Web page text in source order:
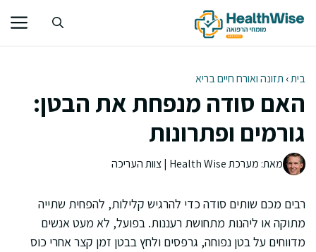
לתוכן
בית› תזונה ואורח חיים בריא
האם סודה מנפחת את הבטן:
גורמים ופתרונות
מאת: מערכת Health Wise | צוות העריכה
רבים מכם שותים סודה כדי להרגיש קלילות, להפחית שתייה
מתוקה או ליהנות מתחושת רעננות. בפועל, לא מעט אנשים
מדווחים על בטן נפוחה, גרפסים ולחץ בבטן זמן קצר אחרי כוס